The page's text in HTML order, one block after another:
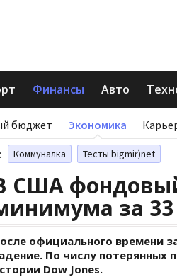
Финансы Авто
бюджет Экономика
Коммуналка Тесты bigmir)net
США
за 33
официального времени
По числу потерянных
Dow Jones.